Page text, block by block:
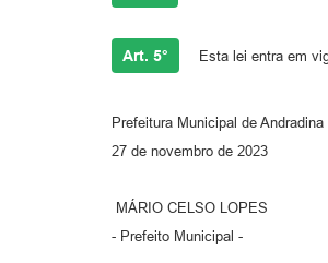
Art. 5° Esta lei entra em
Prefeitura Municipal de Andradina
27 de novembro de 2023
MÁRIO CELSO LOPES
- Prefeito Municipal -